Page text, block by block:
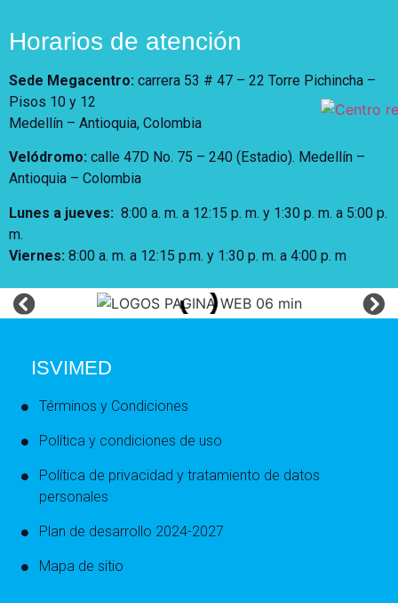
Horarios de atención
Sede Megacentro: carrera 53 # 47 – 22 Torre Pichincha –
Pisos 10 y 12
Medellín – Antioquia, Colombia
Velódromo: calle 47D No. 75 – 240 (Estadio). Medellín –
Antioquia – Colombia
Lunes a jueves: 8:00 a. m. a 12:15 p. m. y 1:30 p. m. a 5:00 p.
m.
Viernes: 8:00 a. m. a 12:15 p.m. y 1:30 p. m. a 4:00 p. m
ISVIMED
Términos y Condiciones
Política y condiciones de uso
Política de privacidad y tratamiento de datos
personales
Plan de desarrollo 2024-2027
Mapa de sitio